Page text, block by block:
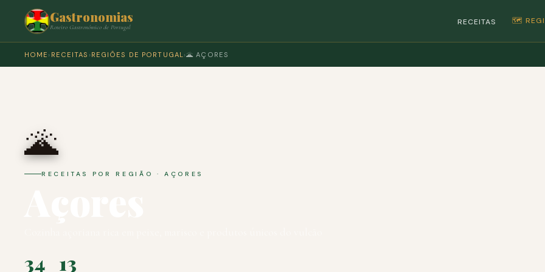
Gastronomias
Roteiro Gastronómico de Portugal
RECEITAS 🗺️
HOME › RECEITAS › REGIÕES DE PORTUGAL ›🌋 AÇORES
🌋
RECEITAS POR REGIÃO · AÇORES
34 13